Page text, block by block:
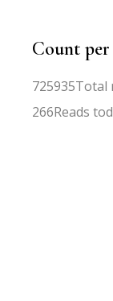
Count
725935Total
266Reads